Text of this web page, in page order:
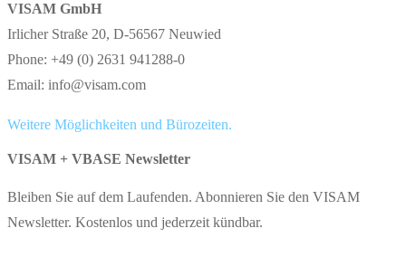
VISAM GmbH
Irlicher Straße 20, D-56567 Neuwied
Phone: +49 (0) 2631 941288-0
Email: info@visam.com
Weitere Möglichkeiten und Bürozeiten.
VISAM + VBASE Newsletter
Bleiben Sie auf dem Laufenden. Abonnieren Sie den VISAM
Newsletter. Kostenlos und jederzeit kündbar.